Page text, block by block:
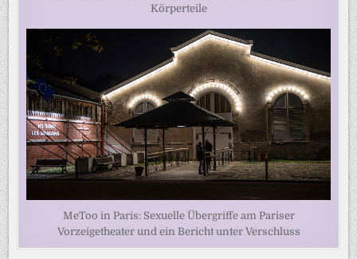
Körperteile
MeToo in Paris: Sexuelle Übergriffe am Pariser
Vorzeigetheater und ein Bericht unter Verschluss